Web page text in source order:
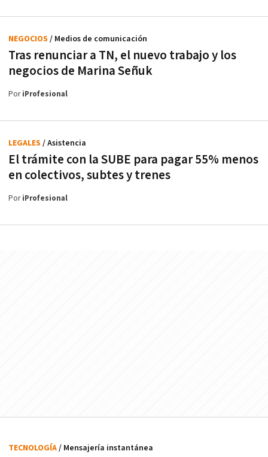
Tras renunciar a TN, el nuevo trabajo y los
negocios de Marina Señuk
NEGOCIOS / Medios de comunicación
PoriProfesional
El trámite con la SUBE para pagar 55% menos
en colectivos, subtes y trenes
LEGALES / Asistencia
PoriProfesional
TECNOLOGÍA/ Mensajería instantánea